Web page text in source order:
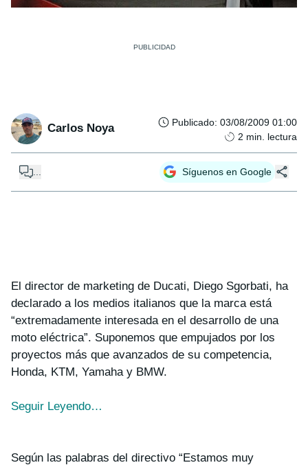
Carlos Noya Publicado: 03/08/2009 01:00
2 min. lectura
Síguenos en Google
El director de marketing de Ducati, Diego Sgorbati, ha
declarado a los medios italianos que la marca está
“extremadamente interesada en el desarrollo de una
moto eléctrica”. Suponemos que empujados por los
proyectos más que avanzados de su competencia,
Honda, KTM, Yamaha y BMW.
Seguir Leyendo…
Según las palabras del directivo “Estamos muy